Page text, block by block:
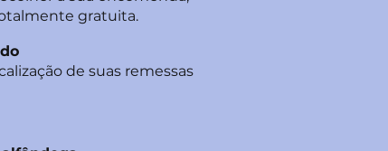
gratuita.
de suas remessas